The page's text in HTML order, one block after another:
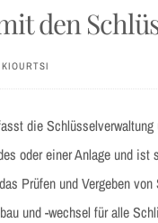
den
die
oder einer Anlage und
Prüfen und Vergeben
und -wechsel für alle